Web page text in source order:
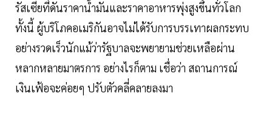
รัสเซียที่ดันราคาน้ำมันและราคาอาหารพุ่งสูงขึ้นทั่วโลก
ทั้งนี้ ผู้บริโภคอเมริกันอาจไม่ได้รับการบรรเทาผลกระทบ
อย่างรวดเร็วนักแม้ว่ารัฐบาลจะพยายามช่วยเหลือผ่าน
หลากหลายมาตรการ อย่างไรก็ตาม เชื่อว่า สถานการณ์
เงินเฟ้อจะค่อยๆ ปรับตัวคลี่คลายลงมา